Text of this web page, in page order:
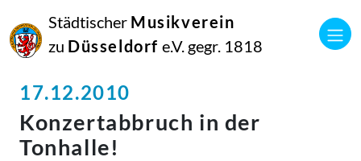
Städtischer Musikverein
zu Düsseldorf e.V. gegr. 1818
17.12.2010
Konzertabbruch in der
Tonhalle!